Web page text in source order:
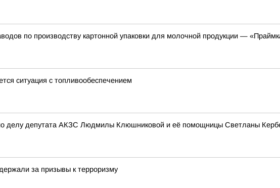
по производству картонной упаковки для молочной продукции —
ситуация с топливообеспечением
делу депутата АКЗС Людмилы Клюшниковой и её помощницы Светланы
за призывы к терроризму